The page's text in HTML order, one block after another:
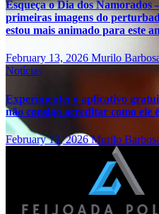
Esqueça o Dia dos Namorados
primeiras imagens do
estou mais animado para este
February 13, 2026 Murilo
Notícias
Experimentei o aplicativo
não consigo acreditar como ele
February 13, 2026Murilo